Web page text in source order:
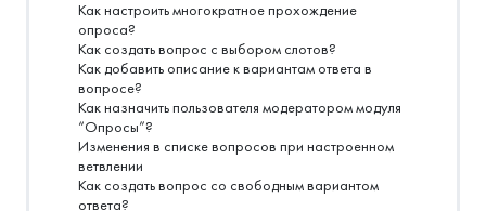
Как настроить многократное прохождение
опроса?
Как создать вопрос с выбором слотов?
Как добавить описание к вариантам ответа в
вопросе?
Как назначить пользователя модератором модуля
“Опросы”?
Изменения в списке вопросов при настроенном
ветвлении
Как создать вопрос со свободным вариантом
ответа?